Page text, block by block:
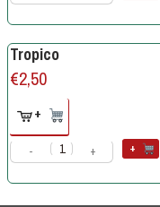
Tropico
€2,50
+
- + +